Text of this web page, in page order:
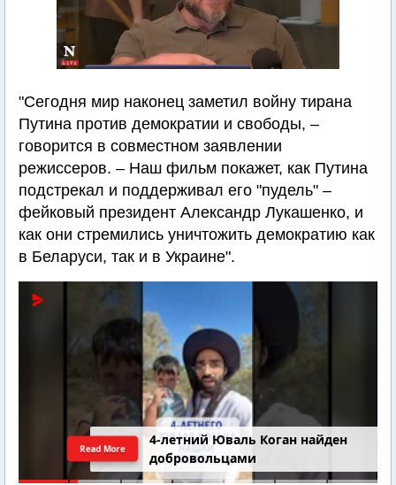
"Сегодня мир наконец заметил войну тирана
Путина против демократии и свободы, –
говорится в совместном заявлении
режиссеров. – Наш фильм покажет, как Путина
подстрекал и поддерживал его "пудель" –
фейковый президент Александр Лукашенко, и
как они стремились уничтожить демократию как
в Беларуси, так и в Украине".
4-летний Юваль Коган найден
добровольцами
Read More